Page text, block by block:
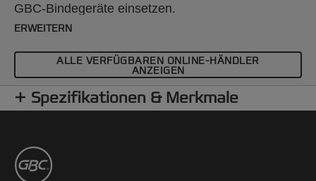
GBC-Bindegeräte einsetzen.
ERWEITERN
ALLE VERFÜGBAREN ONLINE-HÄNDLER
ANZEIGEN
Spezifikationen & Merkmale